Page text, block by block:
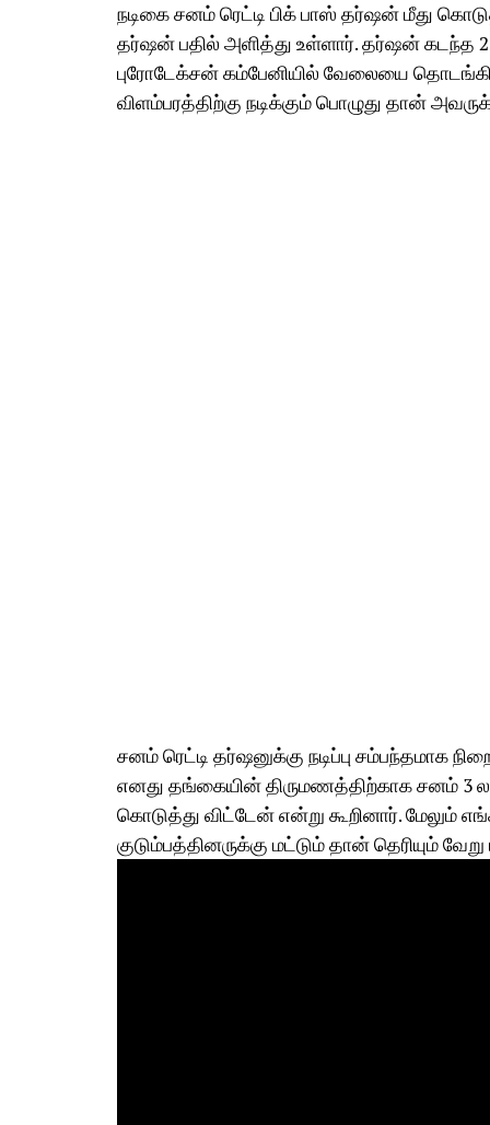
நடிகை சனம் ரெட்டி பிக் பாஸ் தர்ஷன் மீது
தர்ஷன் பதில் அளித்து உள்ளார். தர்ஷன் கடந்த
புரோடேக்சன் கம்பேனியில் வேலையை
விளம்பரத்திற்கு நடிக்கும் பொழுது தான்
சனம் ரெட்டி தர்ஷனுக்கு நடிப்பு சம்பந்தமாக
எனது தங்கையின் திருமணத்திற்காக சனம் 3
கொடுத்து விட்டேன் என்று கூறினார். மேலும்
குடும்பத்தினருக்கு மட்டும் தான் தெரியும் வேறு